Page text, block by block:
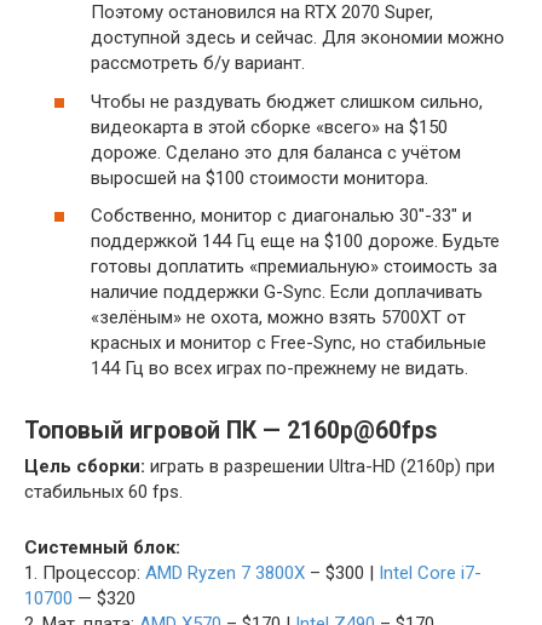
Поэтому остановился на RTX 2070 Super,
доступной здесь и сейчас. Для экономии можно
рассмотреть б/у вариант.
Чтобы не раздувать бюджет слишком сильно,
видеокарта в этой сборке «всего» на $150
дороже. Сделано это для баланса с учётом
выросшей на $100 стоимости монитора.
Собственно, монитор с диагональю 30″-33″ и
поддержкой 144 Гц еще на $100 дороже. Будьте
готовы доплатить «премиальную» стоимость за
наличие поддержки G-Sync. Если доплачивать
«зелёным» не охота, можно взять 5700XT от
красных и монитор с Free-Sync, но стабильные
144 Гц во всех играх по-прежнему не видать.
Топовый игровой ПК — 2160p@60fps
Цель сборки: играть в разрешении Ultra-HD (2160p) при
стабильных 60 fps.
Системный блок:
1. Процессор: AMD Ryzen 7 3800X – $300 |
Intel Core i7-
10700 — $320